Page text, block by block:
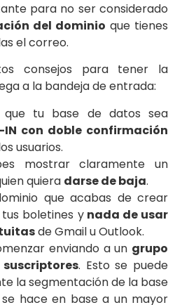
para no ser considerado
del dominio que tienes
el correo.
consejos para tener la
a la bandeja de entrada:
que tu base de datos sea
IN con doble confirmación
usuarios.
mostrar claramente un
quiera darse de baja.
que acabas de crear
boletines ynada de usar
de Gmail u Outlook.
enviando a un grupo
. Esto se puede
la segmentación de la base
hace en base a un mayor